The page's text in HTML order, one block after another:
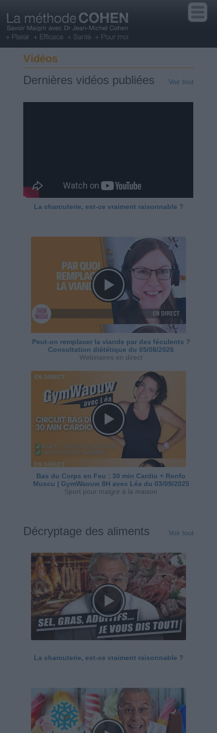
Vidéos
Dernières vidéos publiées Voir tout
La charcuterie, est-ce vraiment raisonnable ?
Peut-on remplacer la viande par des féculents ?
Consultation diététique du 05/08/2026
Webinaires en direct
Bas du Corps en Feu : 30 min Cardio + Renfo
Muscu | GymWaouw 8H avec Léa du 03/09/2025
Sport pour maigrir à la maison
Décryptage des aliments Voir tout
La charcuterie, est-ce vraiment raisonnable ?